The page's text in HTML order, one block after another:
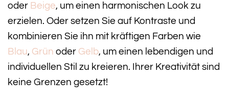
oder Beige, um einen harmonischen Look zu
erzielen. Oder setzen Sie auf Kontraste und
kombinieren Sie ihn mit kräftigen Farben wie
Blau, Grün oder Gelb, um einen lebendigen und
individuellen Stil zu kreieren. Ihrer Kreativität sind
keine Grenzen gesetzt!